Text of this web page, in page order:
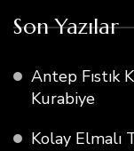
Son Yazılar
Antep Fıstık
Kurabiye
Kolay Elmalı